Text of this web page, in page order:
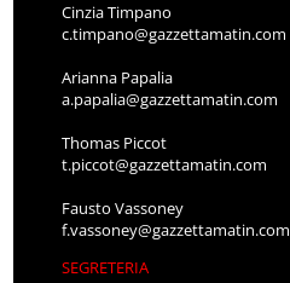
Cinzia Timpano
c.timpano@gazzettamatin.com
Arianna Papalia
a.papalia@gazzettamatin.com
Thomas Piccot
t.piccot@gazzettamatin.com
Fausto Vassoney
f.vassoney@gazzettamatin.com
SEGRETERIA